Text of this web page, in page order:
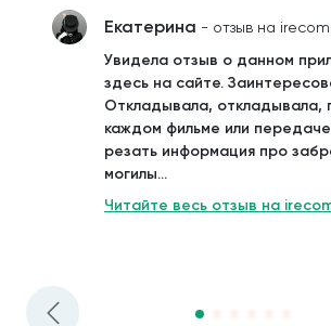
Екатерина - отзыв на
Увидела отзыв о данном
здесь на сайте.
Откладывала, откладывала,
каждом фильме или
резать информация про
могилы...
Читайте весь отзыв на